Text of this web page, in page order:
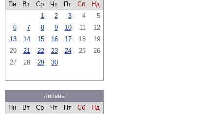
Пн
Вт Ср Чт Пт Сб
Нд
1
2 3 4
5
6
7 8 9 10 11
12
13
14 15 16 17 18
19
20
21 22 23 24 25
26
27
28 29 30
липень
Пн
Вт Ср Чт Пт Сб
Нд